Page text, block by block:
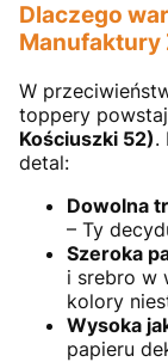
Dlaczego
Manufaktury
W
toppery
Kościuszki 52).
detal:
Dowolna
– Ty
Szeroka
i srebro w
kolory
Wysoka
papieru